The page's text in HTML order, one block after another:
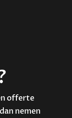
offerte
nemen